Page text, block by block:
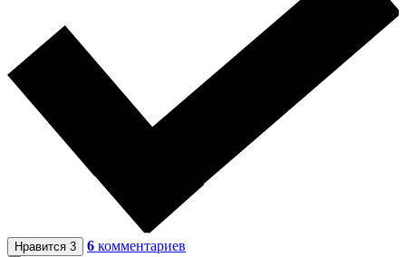
Нравится 3 6 комментариев